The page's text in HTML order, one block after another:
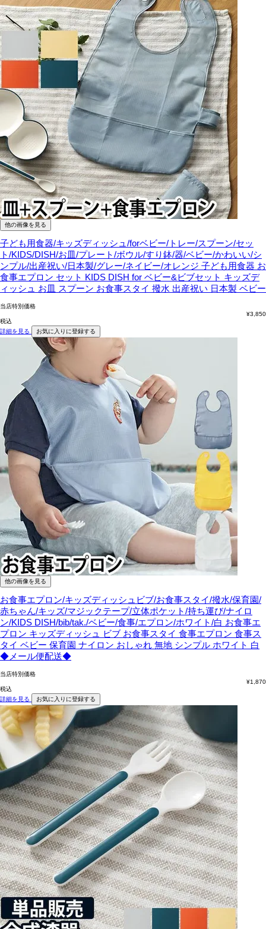
他の画像を見る
子ども用食器/キッズディッシュ/forベビー/トレー/スプーン/セッ
ト/KIDS/DISH/お皿/プレート/ボウル/すり鉢/器/ベビー/かわいい/シ
ンプル/出産祝い/日本製/グレー/ネイビー/オレンジ 子ども用食器 お
食事エプロン セット KIDS DISH for ベビー&ビブセット キッズデ
ィッシュ お皿 スプーン お食事スタイ 撥水 出産祝い 日本製 ベビー
当店特別価格
¥3,850
税込
詳細を見る
お気に入りに登録する
他の画像を見る
お食事エプロン/キッズディッシュビブ/お食事スタイ/撥水/保育園/
赤ちゃん/キッズ/マジックテープ/立体ポケット/持ち運び/ナイロ
ン/KIDS DISH/bib/tak./ベビー/食事/エプロン/ホワイト/白 お食事エ
プロン キッズディッシュ ビブ お食事スタイ 食事エプロン 食事ス
タイ ベビー 保育園 ナイロン おしゃれ 無地 シンプル ホワイト 白
◆メール便配送◆
当店特別価格
¥1,870
税込
詳細を見る
お気に入りに登録する